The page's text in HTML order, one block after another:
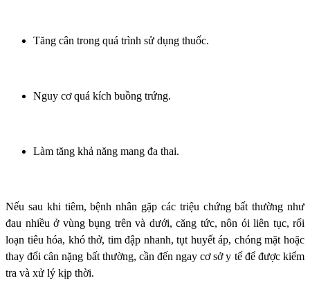
Tăng cân trong quá trình sử dụng thuốc.
Nguy cơ quá kích buồng trứng.
Làm tăng khả năng mang đa thai.
Nếu sau khi tiêm, bệnh nhân gặp các triệu chứng bất thường như
đau nhiều ở vùng bụng trên và dưới, căng tức, nôn ói liên tục, rối
loạn tiêu hóa, khó thở, tim đập nhanh, tụt huyết áp, chóng mặt hoặc
thay đổi cân nặng bất thường, cần đến ngay cơ sở y tế để được kiểm
tra và xử lý kịp thời.